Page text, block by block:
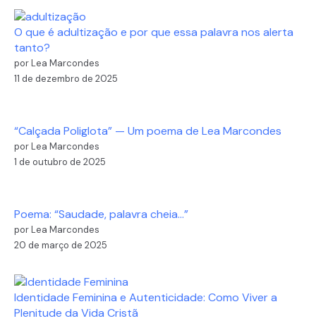
O que é adultização e por que essa palavra nos alerta
tanto?
por Lea Marcondes
11 de dezembro de 2025
“Calçada Poliglota” — Um poema de Lea Marcondes
por Lea Marcondes
1 de outubro de 2025
Poema: “Saudade, palavra cheia…”
por Lea Marcondes
20 de março de 2025
Identidade Feminina e Autenticidade: Como Viver a
Plenitude da Vida Cristã